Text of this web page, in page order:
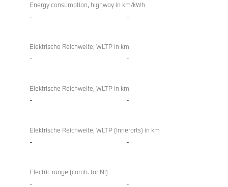
Energy consumption, highway in km/kWh
- -
Elektrische Reichweite, WLTP in km
- -
Elektrische Reichweite, WLTP in km
- -
Elektrische Reichweite, WLTP (innerorts) in km
- -
Electric range (comb. for NI)
- -